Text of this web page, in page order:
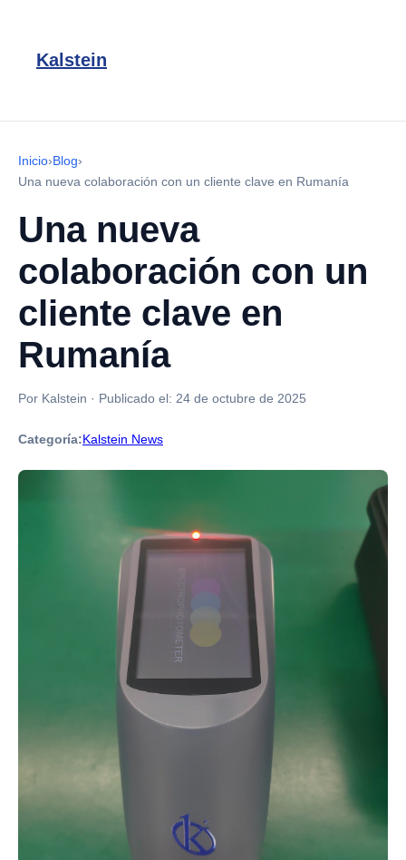
Kalstein
Inicio›Blog›
Una nueva colaboración con un cliente clave en Rumanía
Una nueva
colaboración con un
cliente clave en
Rumanía
Por Kalstein · Publicado el: 24 de octubre de 2025
Categoría:Kalstein News